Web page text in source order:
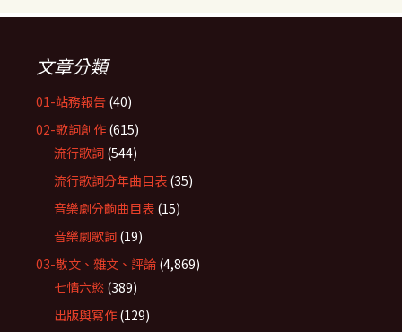
文章分類
01-站務報告 (40)
02-歌詞創作 (615)
流行歌詞 (544)
流行歌詞分年曲目表 (35)
音樂劇分齣曲目表 (15)
音樂劇歌詞 (19)
03-散文、雜文、評論 (4,869)
七情六慾 (389)
出版與寫作 (129)